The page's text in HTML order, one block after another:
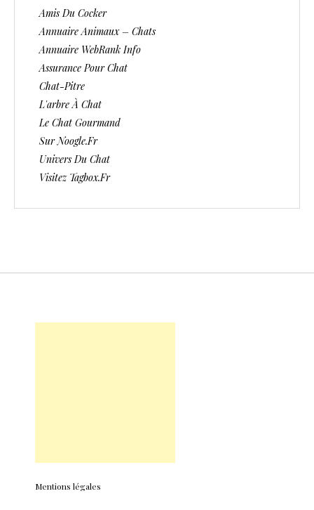
Amis Du Cocker
Annuaire Animaux – Chats
Annuaire WebRank Info
Assurance Pour Chat
Chat-Pitre
L'arbre À Chat
Le Chat Gourmand
Sur Noogle.fr
Univers Du Chat
Visitez Tagbox.fr
Mentions légales